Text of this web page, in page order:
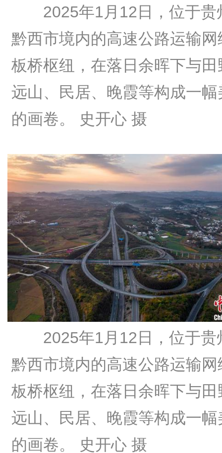
2025年1月12日，位于贵
黔西市境内的高速公路运输网
板桥枢纽，在落日余晖下与田
远山、民居、晚霞等构成一幅
的画卷。 史开心 摄
2025年1月12日，位于贵
黔西市境内的高速公路运输网
板桥枢纽，在落日余晖下与田
远山、民居、晚霞等构成一幅
的画卷。 史开心 摄